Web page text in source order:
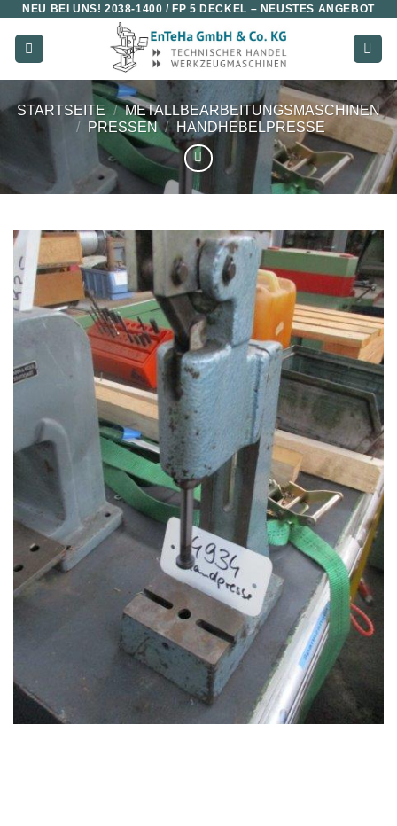
Zum
Inhalt
springen
NEU BEI UNS!2038-1400 / FP 5 DECKEL – NEUSTES ANGEBOT
STARTSEITE / METALLBEARBEITUNGSMASCHINEN
/
PRESSEN / HANDHEBELPRESSE